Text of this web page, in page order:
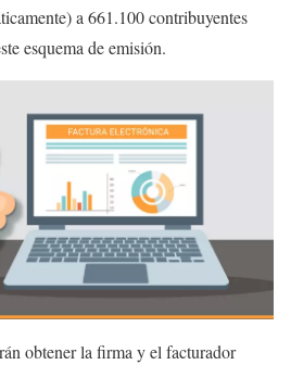
a 661.100 contribuyentes
esquema de emisión.
obtener la firma y el facturador